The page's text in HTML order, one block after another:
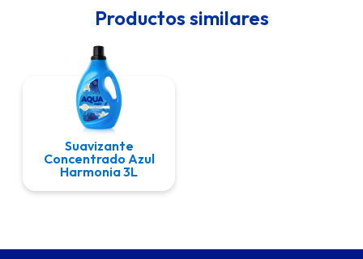
Productos similares
Suavizante
Concentrado Azul
Harmonia 3L